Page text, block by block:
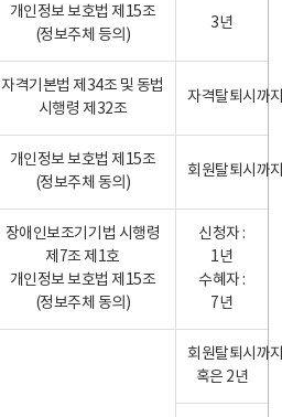
개인정보 보호법 제15조
(정보주체 등의)
3년
자격기본법 제34조 및 동법
시행령 제32조
자격탈퇴시까
개인정보 보호법 제15조
(정보주체 동의)
회원탈퇴시까
장애인보조기기법 시행령
제7조 제1호
개인정보 보호법 제15조
(정보주체 동의)
신청자 :
1년
수혜자 :
7년
회원탈퇴시까
혹은 2년